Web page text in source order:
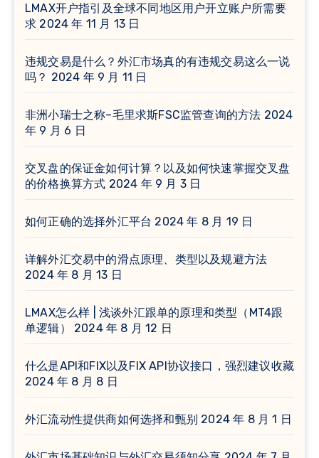
LMAX开户指引及全球不同地区用户开立账户所需要
求 2024 年 11 月 13 日
违规交易是什么？外汇市场真的有违规交易这么一说
吗？ 2024 年 9 月 11 日
非洲小瑞士之称–毛里求斯FSC监管查询的方法 2024
年 9 月 6 日
交叉盘的保证金如何计算？以及如何快速掌握交叉盘
的价格换算方式 2024 年 9 月 3 日
如何正确的选择外汇平台 2024 年 8 月 19 日
详解外汇交易中的滑点原理、类型以及规避方法
2024 年 8 月 13 日
LMAX怎么样 | 浅谈外汇跟单的原理和类型（MT4跟
单逻辑）
2024 年 8 月 12 日
什么是API和FIX以及FIX API协议接口，强烈建议收藏
2024 年 8 月 8 日
外汇流动性提供商如何选择和甄别 2024 年 8 月 1 日